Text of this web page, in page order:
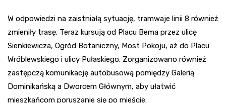
W odpowiedzi na zaistniałą sytuację, tramwaje linii 8 również
zmieniły trasę. Teraz kursują od Placu Bema przez ulicę
Sienkiewicza, Ogród Botaniczny, Most Pokoju, aż do Placu
Wróblewskiego i ulicy Pułaskiego. Zorganizowano również
zastępczą komunikację autobusową pomiędzy Galerią
Dominikańską a Dworcem Głównym, aby ułatwić
mieszkańcom poruszanie się po mieście.